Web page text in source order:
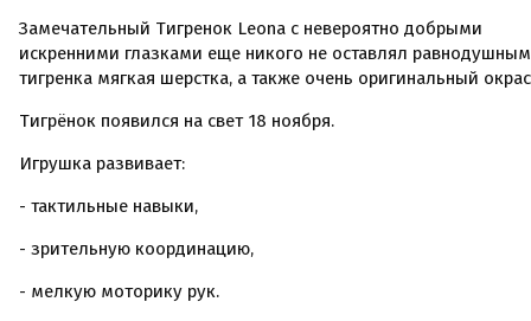
Замечательный Тигренок Leona с невероятно добрыми
искренними глазками еще никого не оставлял
тигренка мягкая шерстка, а также очень оригинальный
Тигрёнок появился на свет 18 ноября.
Игрушка развивает:
- тактильные навыки,
- зрительную координацию,
- мелкую моторику рук.